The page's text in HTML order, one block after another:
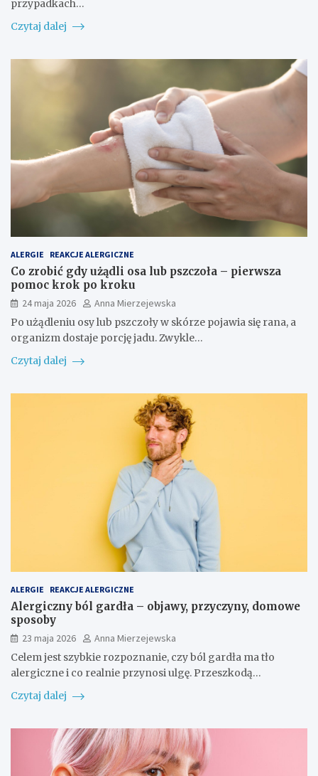
przypadkach…
Czytaj dalej
ALERGIE REAKCJE ALERGICZNE
Co zrobić gdy użądli osa lub pszczoła – pierwsza
pomoc krok po kroku
24 maja 2026
Anna Mierzejewska
Po użądleniu osy lub pszczoły w skórze pojawia się rana, a
organizm dostaje porcję jadu. Zwykle…
Czytaj dalej
ALERGIE REAKCJE ALERGICZNE
Alergiczny ból gardła – objawy, przyczyny, domowe
sposoby
23 maja 2026
Anna Mierzejewska
Celem jest szybkie rozpoznanie, czy ból gardła ma tło
alergiczne i co realnie przynosi ulgę. Przeszkodą…
Czytaj dalej